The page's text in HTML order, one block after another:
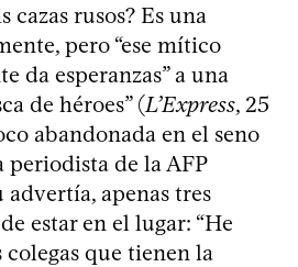
cazas rusos? Es una
pero “ese mítico
da esperanzas” a una
de héroes” (L’Express, 25
abandonada en el seno
periodista de la AFP
advertía, apenas tres
estar en el lugar: “He
que tienen la